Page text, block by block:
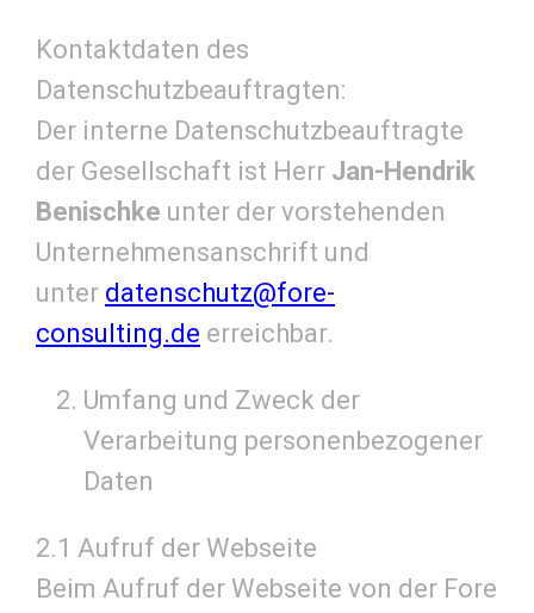
Kontaktdaten des
Datenschutzbeauftragten:
Der interne Datenschutzbeauftragte
der Gesellschaft ist Herr Jan-Hendrik
Benischke unter der vorstehenden
Unternehmensanschrift und
unter datenschutz@fore-
consulting.de erreichbar.
Umfang und Zweck der
Verarbeitung personenbezogener
Daten
2.1 Aufruf der Webseite
Beim Aufruf der Webseite von der Fore